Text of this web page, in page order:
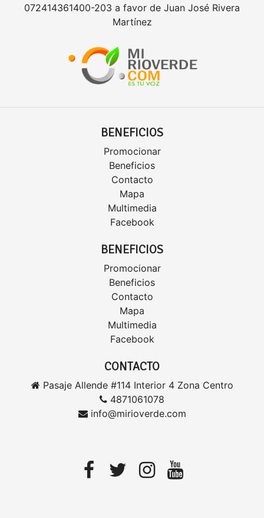
072414361400-203 a favor de Juan José Rivera
Martínez
BENEFICIOS
Promocionar
Beneficios
Contacto
Mapa
Multimedia
Facebook
BENEFICIOS
Promocionar
Beneficios
Contacto
Mapa
Multimedia
Facebook
CONTACTO
Pasaje Allende #114 Interior 4 Zona Centro
4871061078
info@mirioverde.com